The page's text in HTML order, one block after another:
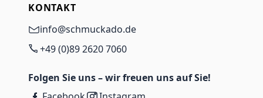
KONTAKT
info@schmuckado.de
+49 (0)89 2620 7060
Folgen Sie uns – wir freuen uns auf Sie!